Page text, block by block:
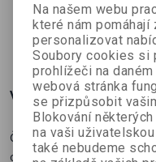
1935–1938
Ivan Fuksa
269 Kč 299 Kč
Více o knize
Československá legenda
označením PzKpfw 38(t),
Na našem webu
které nám
personalizovat
Soubory cookies si
prohlížeči na
webová stránka
se přizpůsobit
Blokování
na vaši
také nebudeme